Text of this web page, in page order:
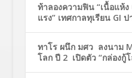
ท้าลองความฟิน “เนื้อแห้
แรง” เทศกาลทุเรียน GI
ทาโร ผนึก มศว ลงนาม
โลก ปี 2 เปิดตัว “กล่องกู้